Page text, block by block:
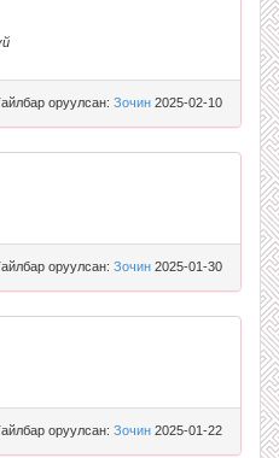
оруулсан: Зочин 2025-02-10
оруулсан: Зочин 2025-01-30
оруулсан: Зочин 2025-01-22